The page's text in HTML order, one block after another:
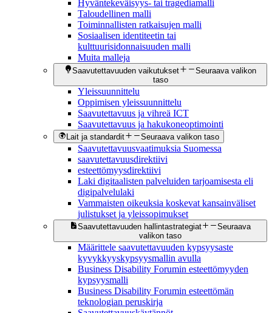
Hyväntekeväisyys- tai tragediamalli
Taloudellinen malli
Toiminnallisten ratkaisujen malli
Sosiaalisen identiteetin tai
kulttuurisidonnaisuuden malli
Muita malleja
Saavutettavuuden vaikutukset
Seuraava valikon
taso
Yleissuunnittelu
Oppimisen yleissuunnittelu
Saavutettavuus ja vihreä ICT
Saavutettavuus ja hakukoneoptimointi
Lait ja standardit Seuraava valikon taso
Saavutettavuusvaatimuksia Suomessa
saavutettavuusdirektiivi
esteettömyysdirektiivi
Laki digitaalisten palveluiden tarjoamisesta eli
digipalvelulaki
Vammaisten oikeuksia koskevat kansainväliset
julistukset ja yleissopimukset
Saavutettavuuden hallintastrategiat
Seuraava
valikon taso
Määrittele saavutettavuuden kypsyysaste
kyvykkyyskypsyysmallin avulla
Business Disability Forumin esteettömyyden
kypsyysmalli
Business Disability Forumin esteettömän
teknologian peruskirja